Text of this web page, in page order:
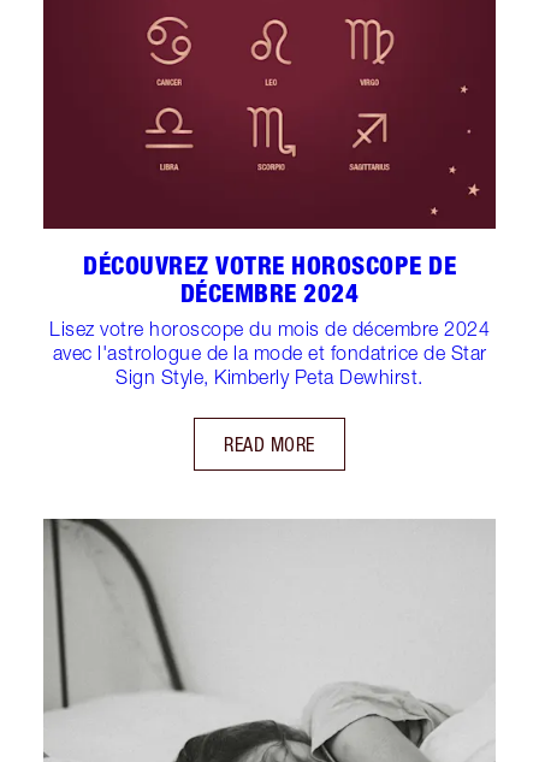
DÉCOUVREZ VOTRE HOROSCOPE DE
DÉCEMBRE 2024
Lisez votre horoscope du mois de décembre 2024
avec l'astrologue de la mode et fondatrice de Star
Sign Style, Kimberly Peta Dewhirst.
READ MORE